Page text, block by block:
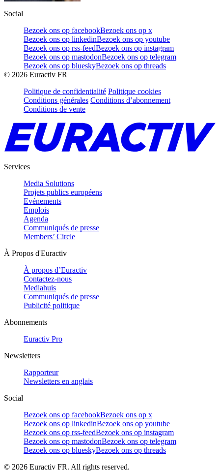
Social
Bezoek ons op facebookBezoek ons op x
Bezoek ons op linkedinBezoek ons op youtube
Bezoek ons op rss-feedBezoek ons op instagram
Bezoek ons op mastodonBezoek ons op telegram
Bezoek ons op blueskyBezoek ons op threads
© 2026 Euractiv FR
Politique de confidentialité Politique cookies
Conditions générales Conditions d’abonnement
Conditions de vente
Services
Media Solutions
Projets publics européens
Evénements
Emplois
Agenda
Communiqués de presse
Members’ Circle
À Propos d'Euractiv
À propos d’Euractiv
Contactez-nous
Mediahuis
Communiqués de presse
Publicité politique
Abonnements
Euractiv Pro
Newsletters
Rapporteur
Newsletters en anglais
Social
Bezoek ons op facebookBezoek ons op x
Bezoek ons op linkedinBezoek ons op youtube
Bezoek ons op rss-feedBezoek ons op instagram
Bezoek ons op mastodonBezoek ons op telegram
Bezoek ons op blueskyBezoek ons op threads
© 2026 Euractiv FR. All rights reserved.